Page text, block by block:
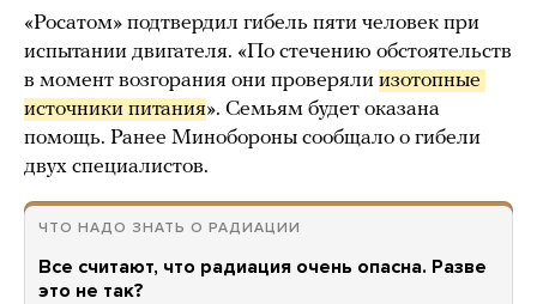
«Росатом» подтвердил гибель пяти человек при
испытании двигателя. «По стечению обстоятельств
в момент возгорания они проверяли изотопные
источники питания». Семьям будет оказана
помощь. Ранее Минобороны сообщало о гибели
двух специалистов.
ЧТО НАДО ЗНАТЬ О РАДИАЦИИ
Все считают, что радиация очень опасна. Разве
это не так?